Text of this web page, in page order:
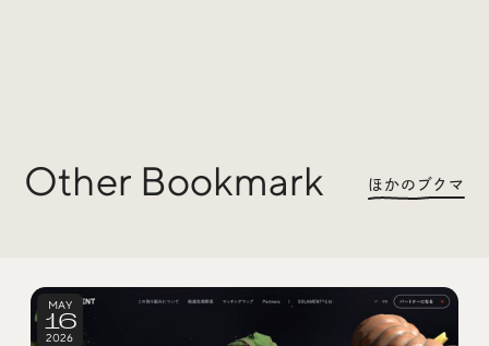
#Webサイト #サイトレビュー
#ブランディング #ご当地クリエイター
Other Bookmark ほかのブクマ
MAY
16
2026